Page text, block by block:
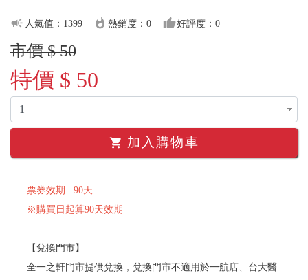
campaign 人氣值：1399 whatshot 熱銷度：0 thumb_up好評度：0
市價 $ 50
特價 $ 50
shopping_cart 加入購物車
票券效期 : 90天
※購買日起算90天效期
【兌換門市】
全一之軒門市提供兌換，兌換門市不適用於一航店、台大醫